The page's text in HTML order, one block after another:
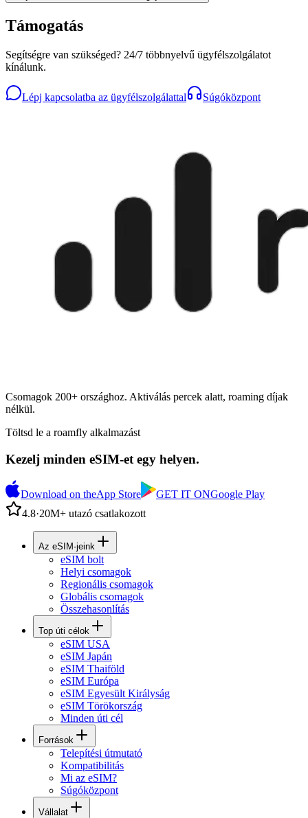
Támogatás
Segítségre van szükséged? 24/7 többnyelvű ügyfélszolgálatot
kínálunk.
Lépj kapcsolatba az ügyfélszolgálattal Súgóközpont
Csomagok 200+ országhoz. Aktiválás percek alatt, roaming díjak
nélkül.
Töltsd le a roamfly alkalmazást
Kezelj minden eSIM-et egy helyen.
Download on theApp Store GET IT ONGoogle Play
4.8·20M+ utazó csatlakozott
Az eSIM-jeink
eSIM bolt
Helyi csomagok
Regionális csomagok
Globális csomagok
Összehasonlítás
Top úti célok
eSIM USA
eSIM Japán
eSIM Thaiföld
eSIM Európa
eSIM Egyesült Királyság
eSIM Törökország
Minden úti cél
Források
Telepítési útmutató
Kompatibilitás
Mi az eSIM?
Súgóközpont
Vállalat